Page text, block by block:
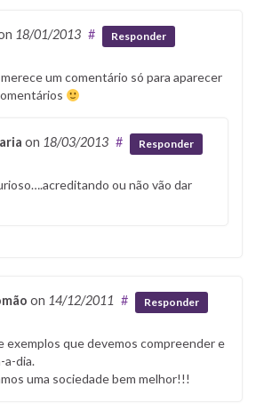
18/01/2013 # Responder
um comentário só para aparecer
on 18/03/2013 # Responder
ou não vão dar
on 14/12/2011 # Responder
exemplos que devemos compreender e
a-dia.
uma sociedade bem melhor!!!